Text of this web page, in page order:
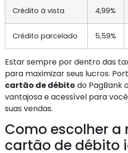
Crédito à vista 4,99%
Crédito parcelado 5,59%
Estar sempre por dentro das
para maximizar seus lucros.
cartão de débito do PagBank
vantajosa e acessível para
suas vendas.
Como escolher
cartão de débito